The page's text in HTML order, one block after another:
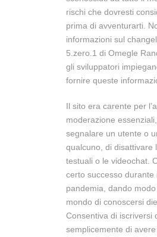
rischi che dovresti
prima di avventurarti.
informazioni sul
5.zero.1 di Omegle
gli sviluppatori
fornire queste
Il sito era carente per
moderazione
segnalare un utente o
qualcuno, di disattivare
testuali o le videochat.
certo successo durante
pandemia, dando
mondo di conoscersi
Consentiva di iscriversi
semplicemente di